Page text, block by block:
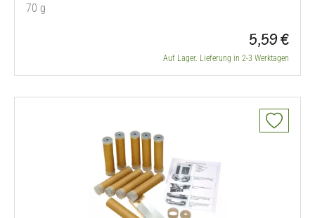
70 g
5,59 €
Auf Lager. Lieferung in 2-3 Werktagen